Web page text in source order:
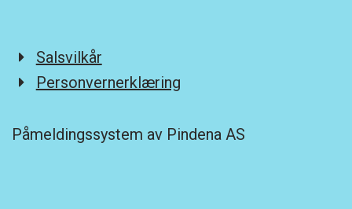
Salsvilkår
Personvernerklæring
Påmeldingssystem av Pindena AS